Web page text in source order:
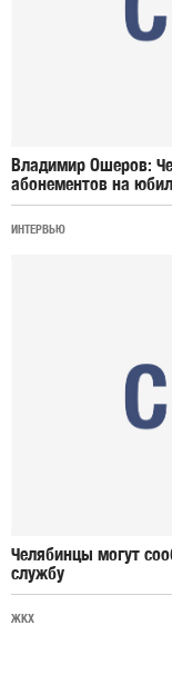
Владимир Ошеров:
абонементов на
ИНТЕРВЬЮ
Челябинцы могут
службу
ЖКХ